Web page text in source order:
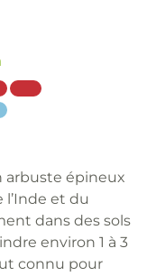
arbuste épineux
l’Inde et du
dans des sols
environ 1 à 3
connu pour